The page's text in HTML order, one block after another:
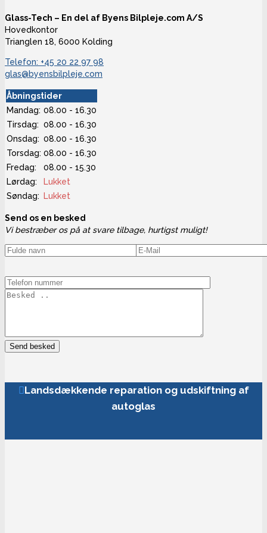
Glass-Tech – En del af Byens Bilpleje.com A/S
Hovedkontor
Trianglen 18, 6000 Kolding
Telefon: +45 20 22 97 98
glas@byensbilpleje.com
Åbningstider
Mandag: 08.00 - 16.30
Tirsdag: 08.00 - 16.30
Onsdag: 08.00 - 16.30
Torsdag: 08.00 - 16.30
Fredag:
08.00 - 15.30
Lørdag:
Lukket
Søndag:
Lukket
Send os en besked
Vi bestræber os på at svare tilbage, hurtigst muligt!
Landsdækkende reparation og udskiftning af
autoglas